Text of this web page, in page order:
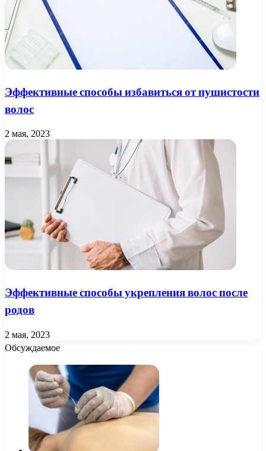
Эффективные способы избавиться от пушистости
волос
2 мая, 2023
Эффективные способы укрепления волос после
родов
2 мая, 2023
Обсуждаемое